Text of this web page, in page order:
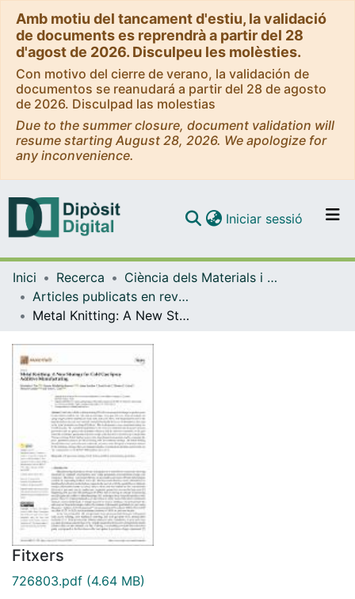
Amb motiu del tancament d'estiu, la validació
de documents es reprendrà a partir del 28
d'agost de 2026. Disculpeu les molèsties.
Con motivo del cierre de verano, la validación de
documentos se reanudará a partir del 28 de agosto
de 2026. Disculpad las molestias
Due to the summer closure, document validation will
resume starting August 28, 2026. We apologize for
any inconvenience.
Navega per tot el DD
Com publicar
Iniciar sessió (current)
Inici Recerca
Ciència dels Materials i Química Física
Articles publicats en revistes (Ciència dels Materials i Química Física)
Metal Knitting: A New Strategy for Cold Gas Spray Additive Manufacturing
Fitxers
726803.pdf (4.64 MB)